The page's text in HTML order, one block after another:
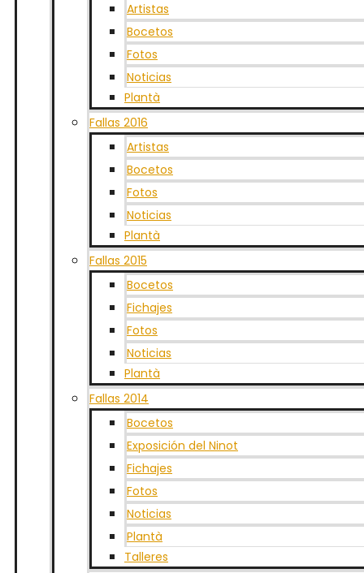
Artistas
Bocetos
Fotos
Noticias
Plantà
Fallas 2016
Artistas
Bocetos
Fotos
Noticias
Plantà
Fallas 2015
Bocetos
Fichajes
Fotos
Noticias
Plantà
Fallas 2014
Bocetos
Exposición del Ninot
Fichajes
Fotos
Noticias
Plantà
Talleres